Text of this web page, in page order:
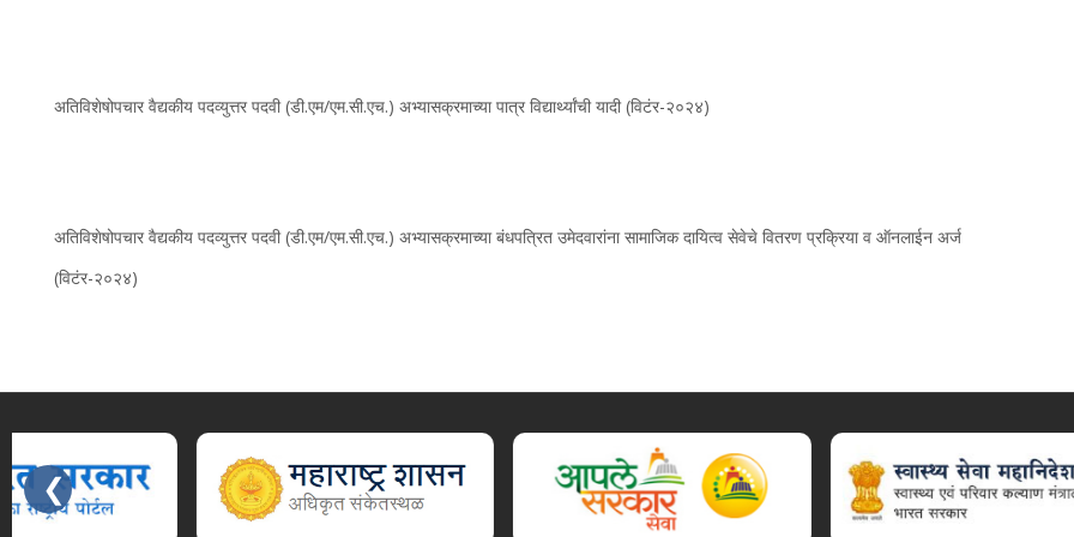
अतिविशेषोपचार वैद्यकीय पदव्युत्तर पदवी (डी.एम/एम.सी.एच.) अभ्यासक्रमाच्या पात्र विद्यार्थ्यांची यादी (विटंर-२०२४)
अतिविशेषोपचार वैद्यकीय पदव्युत्तर पदवी (डी.एम/एम.सी.एच.) अभ्यासक्रमाच्या बंधपत्रित उमेदवारांना सामाजिक दायित्व सेवेचे वितरण प्रक्रिया व ऑनलाईन अर्ज
(विटंर-२०२४)
❮